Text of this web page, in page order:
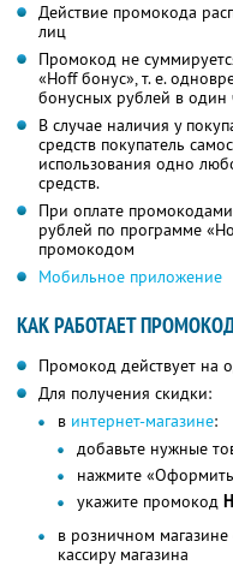
Действие промокода
лиц
Промокод не
«Hoff бонус», т. е.
бонусных рублей в один
В случае наличия у
средств покупатель
использования одно
средств.
При оплате
рублей по программе
промокодом
Мобильное приложение
КАК РАБОТАЕТ
Промокод действует на
Для получения скидки:
в интернет-магазине:
добавьте нужные
нажмите «Оформить
укажите промокод
в розничном
кассиру магазина